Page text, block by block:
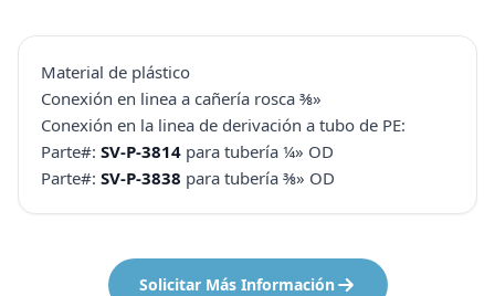
Material de plástico
Conexión en linea a cañería rosca ⅜»
Conexión en la linea de derivación a tubo de PE:
Parte#: SV-P-3814 para tubería ¼» OD
Parte#: SV-P-3838 para tubería ⅜» OD
Solicitar Más Información